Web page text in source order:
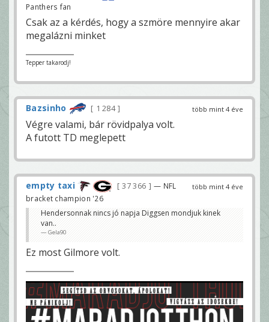
Panthers fan
Csak az a kérdés, hogy a szmöre mennyire akar
megalázni minket
Tepper takarodj!
több mint 4 éve
Bazsinho 1 284
Végre valami, bár rövidpalya volt.
A futott TD meglepett
több mint 4 éve
empty taxi 37 366
— NFL
bracket champion '26
Hendersonnak nincs jó napja Diggsen mondjuk kinek
van..
Gela90
Ez most Gilmore volt.